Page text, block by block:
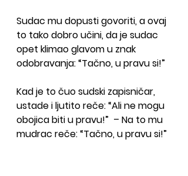
Sudac mu dopusti govoriti, a ovaj
to tako dobro učini, da je sudac
opet klimao glavom u znak
odobravanja: “Tačno, u pravu si!”
Kad je to čuo sudski zapisničar,
ustade i ljutito reče: “Ali ne mogu
obojica biti u pravu!”  – Na to mu
mudrac reče: “Tačno, u pravu si!”